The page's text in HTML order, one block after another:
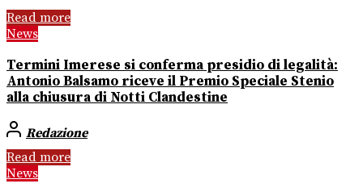
Read more
News
Termini Imerese si conferma presidio di legalità:
Antonio Balsamo riceve il Premio Speciale Stenio
alla chiusura di Notti Clandestine
Redazione
Read more
News